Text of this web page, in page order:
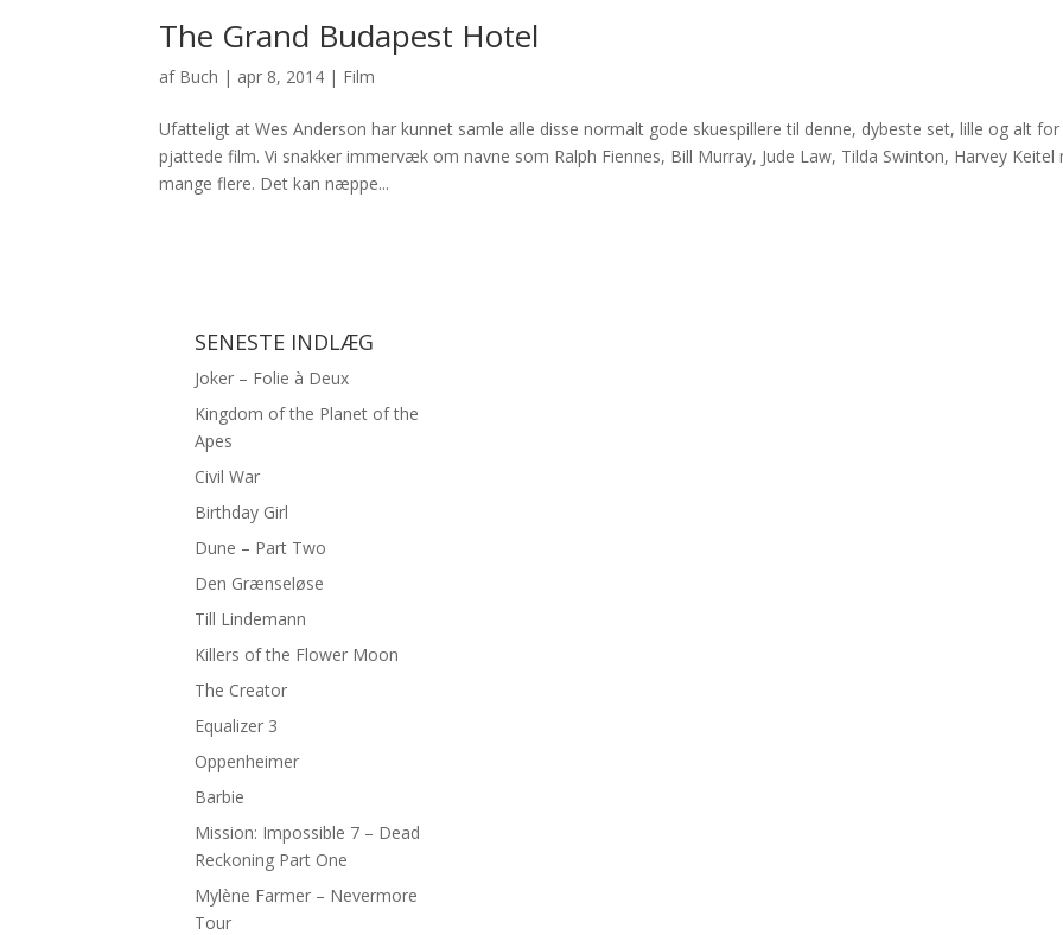
The Grand Budapest Hotel
af Buch | apr 8, 2014 | Film
Ufatteligt at Wes Anderson har kunnet samle alle disse normalt gode skuespillere til denne, dybeste set, lille og alt for
pjattede film. Vi snakker immervæk om navne som Ralph Fiennes, Bill Murray, Jude Law, Tilda Swinton, Harvey Keitel
mange flere. Det kan næppe...
SENESTE INDLÆG
Joker – Folie à Deux
Kingdom of the Planet of the
Apes
Civil War
Birthday Girl
Dune – Part Two
Den Grænseløse
Till Lindemann
Killers of the Flower Moon
The Creator
Equalizer 3
Oppenheimer
Barbie
Mission: Impossible 7 – Dead
Reckoning Part One
Mylène Farmer – Nevermore
Tour